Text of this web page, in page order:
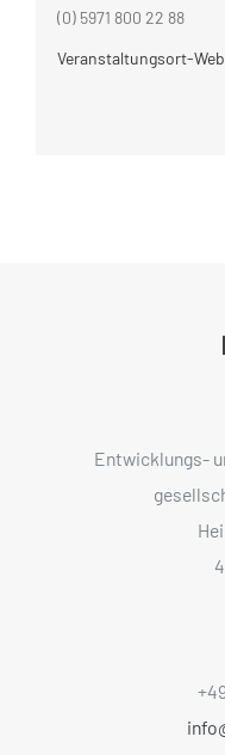
(0) 5971 800 22 88
Veranstaltungsort-
Entwicklungs-